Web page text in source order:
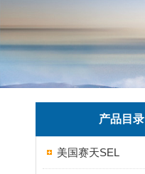
产品目录
美国赛天SEL